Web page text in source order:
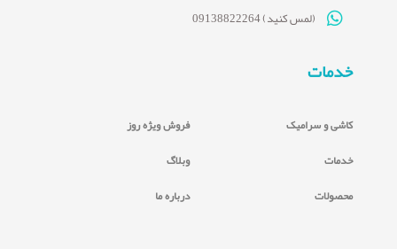
(لمس کنید) 09138822264
خدمات
کاشی و سرامیک
خدمات
محصولات
فروش ویژه روز
وبلاگ
درباره ما